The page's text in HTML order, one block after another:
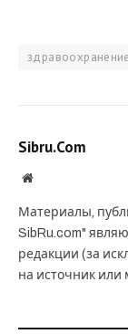
здравоохранение
Sibru.Com
Website
Материалы,
SibRu.com"
редакции (за
на источник или